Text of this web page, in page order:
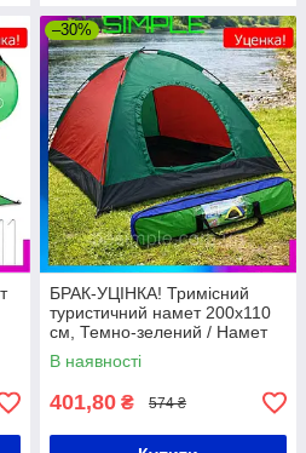
–30%
БРАК-УЦІНКА! Тримісний
туристичний намет 200х110
см, Темно-зелений / Намет
на 3 персони / Тримісний
намет
В наявності
401,80 ₴ 574 ₴